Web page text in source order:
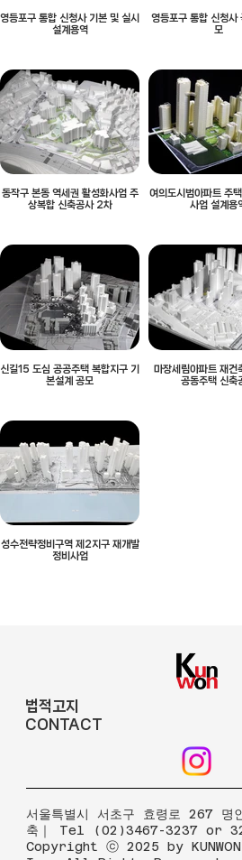
영등포구 통합 신청사 기본 및 실시
설계용역
영등포구 통합 신청사
모
동작구 본동 역세권 활성화사업 주
상복합 신축공사 2차
여의도시범아파트 주택
사업 설계용
신길15 도심 공공주택 복합지구 기
본설계 공모
마장세림아파트 재건
공동주택 신축
성수전략정비구역 제2지구 재개발
정비사업
법적고지
CONTACT
서울특별시 서초구 효령로 267 명
축｜ Tel (02)3467-3237 or
Copyright ⓒ 2025 by